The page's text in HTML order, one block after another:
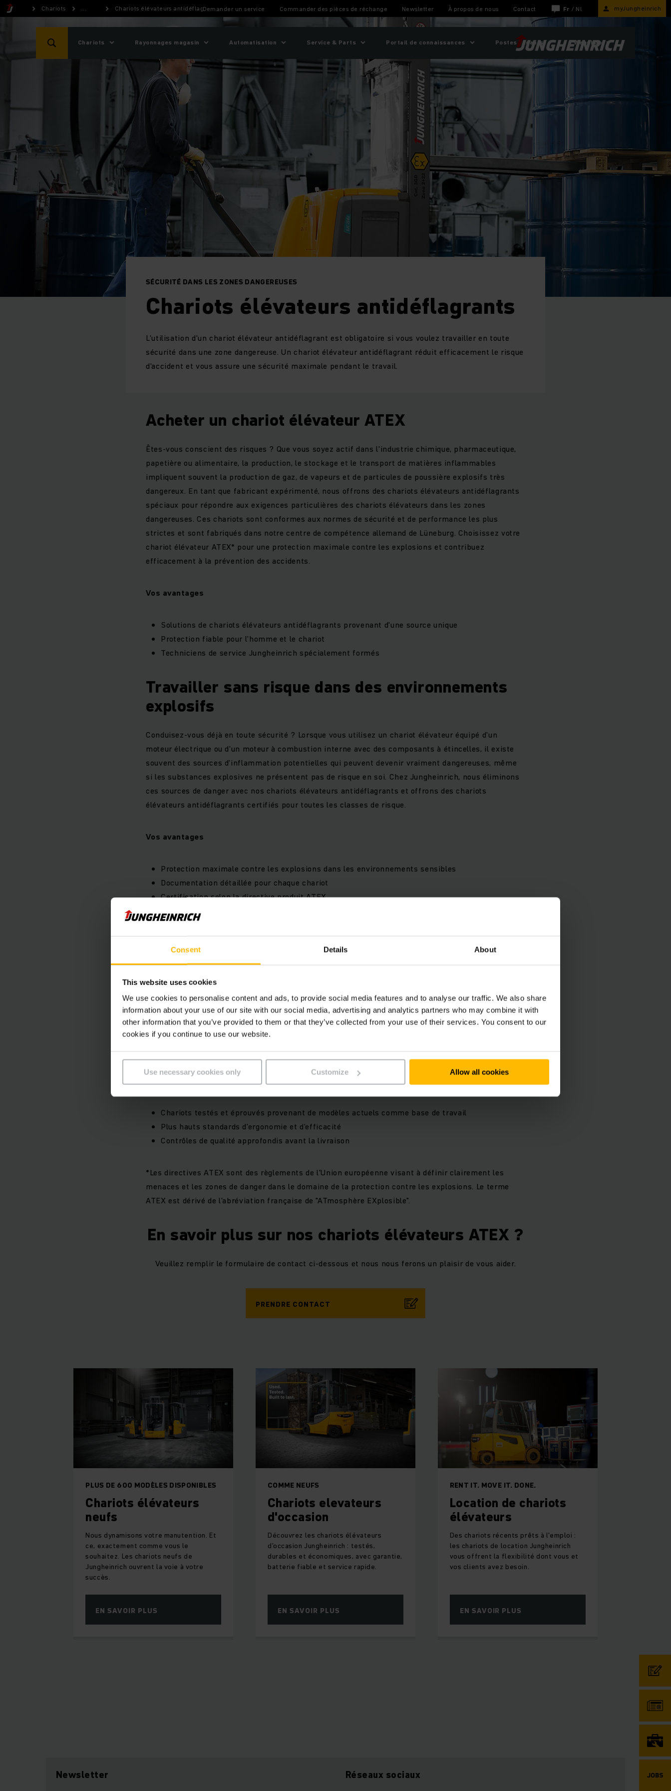
Consent Details About
This website uses cookies
We use cookies to personalise content and ads, to provide social media features and to analyse our traffic. We also share
information about your use of our site with our social media, advertising and analytics partners who may combine it with
other information that you’ve provided to them or that they’ve collected from your use of their services. You consent to our
cookies if you continue to use our website.
Use necessary cookies only Customize Allow all cookies
Chariots ... Chariots élévateurs antidéflagrantsDemander un service Commander des pièces de réchange Newsletter À propos de nous Contact Fr / Nl myJungheinrich
Chariots Rayonnages magasin Automatisation Service & Parts Portail de connaissances Postes vacants Webshop
SÉCURITÉ DANS LES ZONES DANGEREUSES
Chariots élévateurs antidéflagrants
L'utilisation d'un chariot élévateur antidéflagrant est obligatoire si vous voulez travailler en toute
sécurité dans une zone dangereuse. Un chariot élévateur antidéflagrant réduit efficacement le risque
d'accident et vous assure une sécurité maximale pendant le travail.
Acheter un chariot élévateur ATEX
Êtes-vous conscient des risques ? Que vous soyez actif dans l'industrie chimique, pharmaceutique,
papetière ou alimentaire, la production, le stockage et le transport de matières inflammables
impliquent souvent la production de gaz, de vapeurs et de particules de poussière explosifs très
dangereux. En tant que fabricant expérimenté, nous offrons des chariots élévateurs antidéflagrants
spéciaux pour répondre aux exigences particulières des chariots élévateurs dans les zones
dangereuses. Ces chariots sont conformes aux normes de sécurité et de performance les plus
strictes et sont fabriqués dans notre centre de compétence allemand de Lüneburg. Choisissez votre
chariot élévateur ATEX* pour une protection maximale contre les explosions et contribuez
efficacement à la prévention des accidents.
Vos avantages
Solutions de chariots élévateurs antidéflagrants provenant d'une source unique
Protection fiable pour l'homme et le chariot
Techniciens de service Jungheinrich spécialement formés
Travailler sans risque dans des environnements
explosifs
Conduisez-vous déjà en toute sécurité ? Lorsque vous utilisez un chariot élévateur équipé d'un
moteur électrique ou d'un moteur à combustion interne avec des composants à étincelles, il existe
souvent des sources d'inflammation potentielles qui peuvent devenir vraiment dangereuses, même
si les substances explosives ne présentent pas de risque en soi. Chez Jungheinrich, nous éliminons
ces sources de danger avec nos chariots élévateurs antidéflagrants et offrons des chariots
élévateurs antidéflagrants certifiés pour toutes les classes de risque.
Vos avantages
Protection maximale contre les explosions dans les environnements sensibles
Documentation détaillée pour chaque chariot
Certification selon la directive produit ATEX
Votre chariot élévateur antidéflagrant pour une
sécurité maximale
Vous recherchez un chariot élévateur ATEX* sûr ? Sur la base de nos modèles actuels et de notre
expérience en tant que fabricant, nous développons des chariots élévateurs antidéflagrants spéciaux
pour une protection optimale. Qu'il s'agisse du contrôle de la température, des bandes conductrices,
des housses en tissu antistatique ou des fourches gainées d'acier inoxydable, chaque composant est
conçu pour éliminer le risque d'explosion. En outre, nos chariots élévateurs antidéflagrants vous
Chariots testés et éprouvés provenant de modèles actuels comme base de travail
Plus hauts standards d'ergonomie et d'efficacité
Contrôles de qualité approfondis avant la livraison
*Les directives ATEX sont des règlements de l'Union européenne visant à définir clairement les
menaces et les zones de danger dans le domaine de la protection contre les explosions. Le terme
ATEX est dérivé de l'abréviation française de "ATmosphère EXplosible".
En savoir plus sur nos chariots élévateurs ATEX ?
Veuillez remplir le formulaire de contact ci-dessous et nous nous ferons un plaisir de vous aider.
PRENDRE CONTACT
PLUS DE 600 MODÈLES DISPONIBLES
Chariots élévateurs
neufs
Nous dynamisons votre manutention. Et
ce, exactement comme vous le
souhaitez. Les chariots neufs de
Jungheinrich ouvrent la voie à votre
succès.
EN SAVOIR PLUS
COMME NEUFS
Chariots elevateurs
d'occasion
Découvrez les chariots élévateurs
d’occasion Jungheinrich : testés,
durables et économiques, avec garantie,
batterie fiable et service rapide.
EN SAVOIR PLUS
RENT IT. MOVE IT. DONE.
Location de chariots
élévateurs
Des chariots récents prêts à l'emploi :
les chariots de location Jungheinrich
vous offrent la flexibilité dont vous et
vos clients avez besoin.
EN SAVOIR PLUS
Newsletter Réseaux sociaux